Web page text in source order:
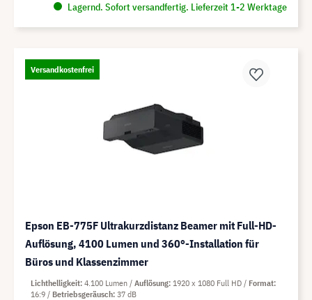
Lagernd. Sofort versandfertig. Lieferzeit 1-2 Werktage
Versandkostenfrei
Epson EB-775F Ultrakurzdistanz Beamer mit Full-HD-
Auflösung, 4100 Lumen und 360°-Installation für
Büros und Klassenzimmer
Lichthelligkeit 4.100 Lumen Auflösung 1920 x 1080 Full HD
Format
16:9
Betriebsgeräusch 37 dB